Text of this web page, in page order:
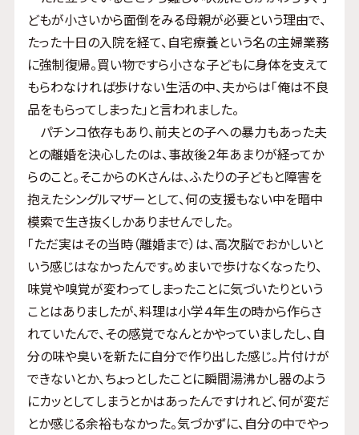
どもが小さいから面倒をみる母親が必要という理由で、
たった十日の入院を経て、自宅療養という名の主婦業務
に強制復帰。買い物ですら小さな子どもに身体を支えて
もらわなければ歩けない生活の中、夫からは「俺は不良
品をもらってしまった」と言われました。
パチンコ依存もあり、前夫との子への暴力もあった夫
との離婚を決心したのは、事故後２年あまりが経ってか
らのこと。そこからのＫさんは、ふたりの子どもと障害を
抱えたシングルマザーとして、何の支援もない中を暗中
模索で生き抜くしかありませんでした。
「ただ実はその当時（離婚まで）は、高次脳でおかしいと
いう感じはなかったんです。めまいで歩けなくなったり、
味覚や嗅覚が変わってしまったことに気づいたりという
ことはありましたが、料理は小学４年生の時から作らさ
れていたんで、その感覚でなんとかやっていましたし、自
分の味や臭いを新たに自分で作り出した感じ。片付けが
できないとか、ちょっとしたことに瞬間湯沸かし器のよう
にカッとしてしまうとかはあったんですけれど、何が変だ
とか感じる余裕もなかった。気づかずに、自分の中でやっ